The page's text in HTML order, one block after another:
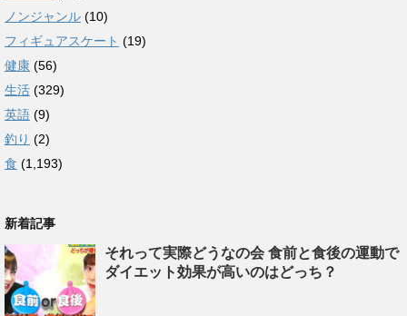
ノンジャンル (10)
フィギュアスケート (19)
健康 (56)
生活 (329)
英語 (9)
釣り (2)
食 (1,193)
新着記事
それって実際どうなの会 食前と食後の運動で
ダイエット効果が高いのはどっち？